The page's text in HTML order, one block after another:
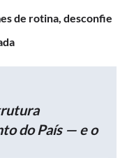
de rotina, desconfie
do País — e o